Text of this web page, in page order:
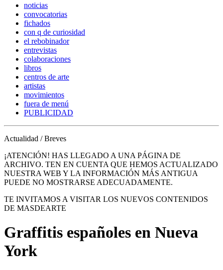
noticias
convocatorias
fichados
con q de curiosidad
el rebobinador
entrevistas
colaboraciones
libros
centros de arte
artistas
movimientos
fuera de menú
PUBLICIDAD
Actualidad / Breves
¡ATENCIÓN! HAS LLEGADO A UNA PÁGINA DE
ARCHIVO. TEN EN CUENTA QUE HEMOS ACTUALIZADO
NUESTRA WEB Y LA INFORMACIÓN MÁS ANTIGUA
PUEDE NO MOSTRARSE ADECUADAMENTE.
TE INVITAMOS A VISITAR LOS NUEVOS CONTENIDOS
DE MASDEARTE
Graffitis españoles en Nueva
York